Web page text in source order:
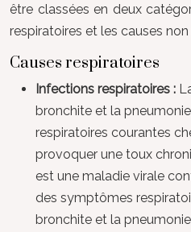
être classées en deux
respiratoires et les causes
Causes respiratoires
Infections respiratoires :
bronchite et la
respiratoires courantes
provoquer une toux
est une maladie virale
des symptômes
bronchite et la